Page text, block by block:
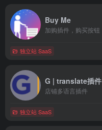
Buy Me
加购插件，购买按钮
独立站 SaaS
G | translate插件
店铺多语言插件
独立站 SaaS